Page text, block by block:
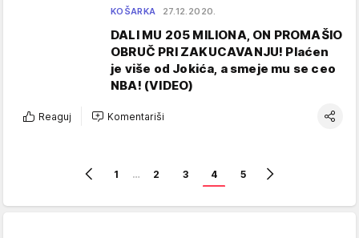
KOŠARKA 27.12.2020.
DALI MU 205 MILIONA, ON PROMAŠIO
OBRUČ PRI ZAKUCAVANJU! Plaćen
je više od Jokića, a smeje mu se ceo
NBA! (VIDEO)
Reaguj Komentariši
1 … 2 3 4 5